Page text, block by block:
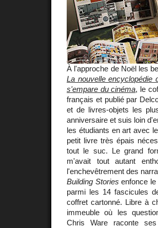
À l'approche de Noël les
La nouvelle encyclopédie
s'empare du cinéma, le
français et publié par
et de livres-objets les
anniversaire et suis loin
les étudiants en art avec
petit livre très épais
tout le suc. Le grand
m'avait tout autant
l'enchevêtrement des
Building Stories enfonce
parmi les 14 fascicules
coffret cartonné. Libre à
immeuble où les
Chris Ware raconte